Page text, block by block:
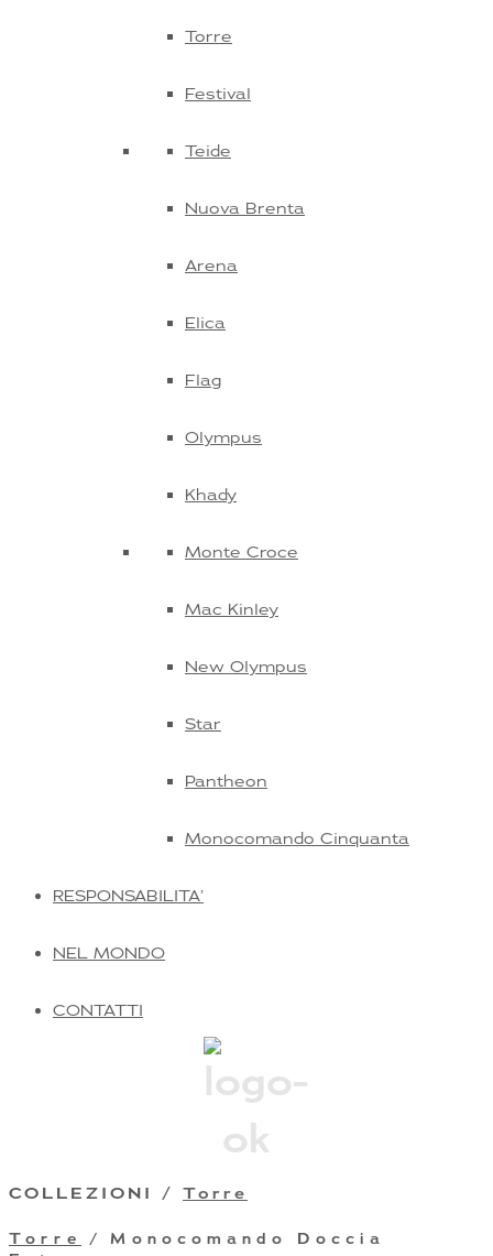
Torre
Festival
Teide
Nuova Brenta
Arena
Elica
Flag
Olympus
Khady
Monte Croce
Mac Kinley
New Olympus
Star
Pantheon
Monocomando Cinquanta
RESPONSABILITA’
NEL MONDO
CONTATTI
COLLEZIONI / Torre
Torre
/ Monocomando Doccia